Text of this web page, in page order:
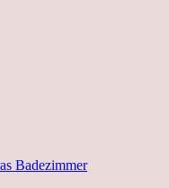
Badezimmer